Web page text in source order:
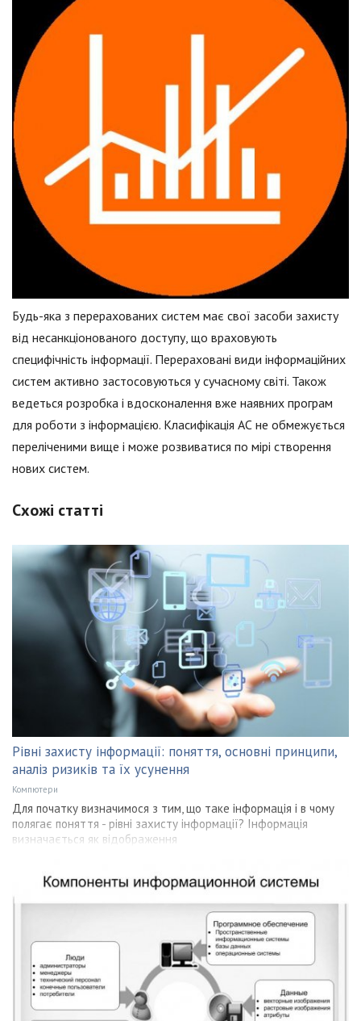
Будь-яка з перерахованих систем має свої засоби захисту
від несанкціонованого доступу, що враховують
специфічність інформації. Перераховані види інформаційних
систем активно застосовуються у сучасному світі. Також
ведеться розробка і вдосконалення вже наявних програм
для роботи з інформацією. Класифікація АС не обмежується
переліченими вище і може розвиватися по мірі створення
нових систем.
Схожі статті
Рівні захисту інформації: поняття, основні принципи,
аналіз ризиків та їх усунення
Компютери
Для початку визначимося з тим, що таке інформація і в чому
полягає поняття - рівні захисту інформації? Інформація
визначається як відображення